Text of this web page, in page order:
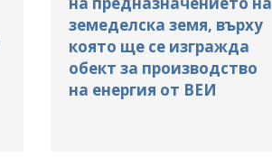
земеделска земя, върху
която ще се изгражда
обект за производство
на енергия от ВЕИ